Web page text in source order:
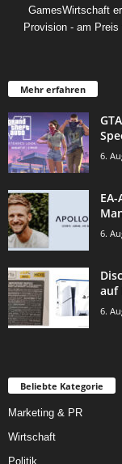
GamesWirtschaft
Provision - am
Mehr erfahren
6.
6.
auf
6.
Beliebte Kategorie
Marketing & PR
Wirtschaft
Politik